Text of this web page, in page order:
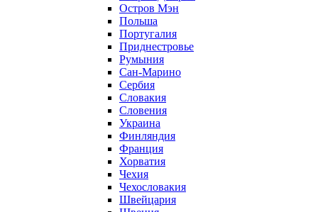
Остров Мэн
Польша
Португалия
Приднестровье
Румыния
Сан-Марино
Сербия
Словакия
Словения
Украина
Финляндия
Франция
Хорватия
Чехия
Чехословакия
Швейцария